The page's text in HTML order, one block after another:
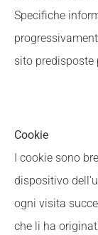
Specifiche
sito predisposte
Cookie
I cookie sono
dispositivo
ogni visita
che li ha